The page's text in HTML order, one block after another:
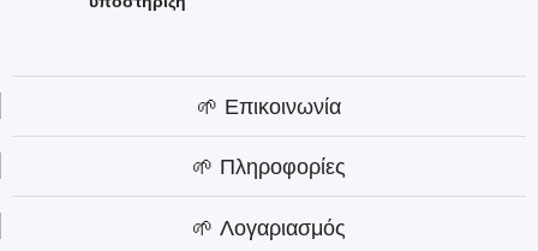
🌱 Επικοινωνία
🌱 Πληροφορίες
🌱 Λογαριασμός